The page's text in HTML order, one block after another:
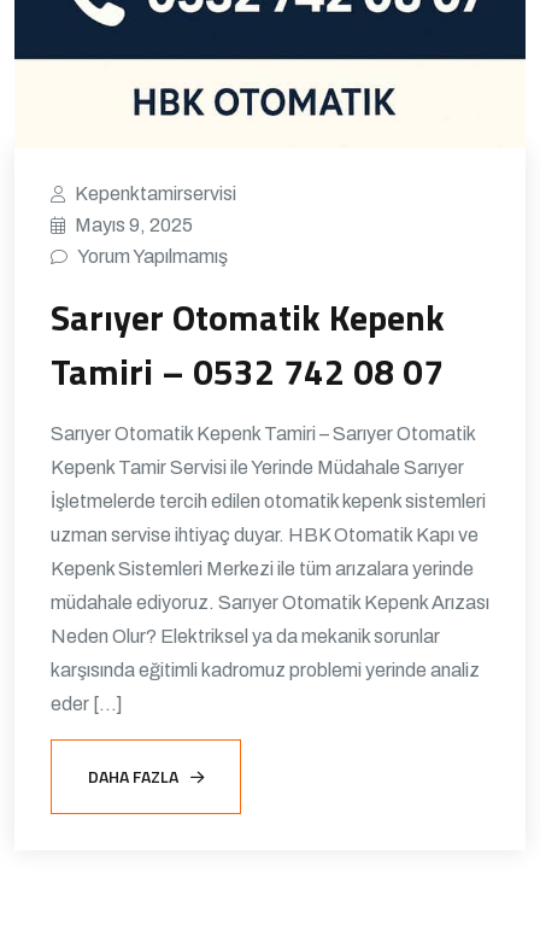
Kepenktamirservisi
Mayıs 9, 2025
Yorum Yapılmamış
Sarıyer Otomatik Kepenk
Tamiri – 0532 742 08 07
Sarıyer Otomatik Kepenk Tamiri – Sarıyer Otomatik
Kepenk Tamir Servisi ile Yerinde Müdahale Sarıyer
İşletmelerde tercih edilen otomatik kepenk sistemleri
uzman servise ihtiyaç duyar. HBK Otomatik Kapı ve
Kepenk Sistemleri Merkezi ile tüm arızalara yerinde
müdahale ediyoruz. Sarıyer Otomatik Kepenk Arızası
Neden Olur? Elektriksel ya da mekanik sorunlar
karşısında eğitimli kadromuz problemi yerinde analiz
eder […]
DAHA FAZLA